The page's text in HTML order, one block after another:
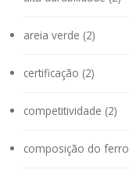
areia verde (2)
certificação (2)
competitividade (2)
composição do